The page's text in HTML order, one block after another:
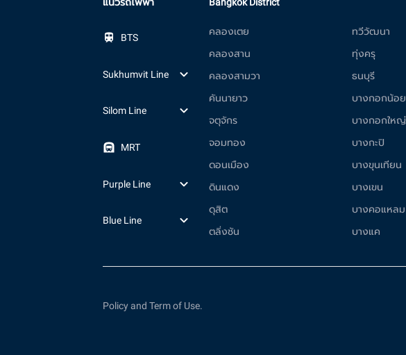
BTS
Sukhumvit Line
Silom Line
MRT
Purple Line
Blue Line
คลองเตย
คลองสาน
คลองสามวา
คันนายาว
จตุจักร
จอมทอง
ดอนเมือง
ดินแดง
ดุสิต
ตลิ่งชัน
ทวีวัฒนา
ทุ่งครุ
ธนบุรี
บางกอกน้อย
บางกอกใหญ่
บางกะปิ
บางขุนเทียน
บางเขน
บางคอแหลม
บางแค
Policy and Term of Use.